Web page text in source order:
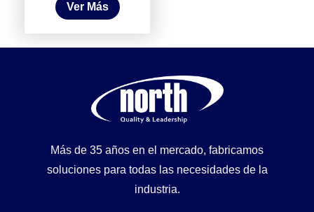
Ver Más
Más de 35 años en el mercado, fabricamos
soluciones para todas las necesidades de la
industria.